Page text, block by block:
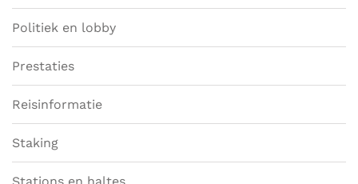
Politiek en lobby
Prestaties
Reisinformatie
Staking